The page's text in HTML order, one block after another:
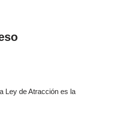
Ley de Atracción es la